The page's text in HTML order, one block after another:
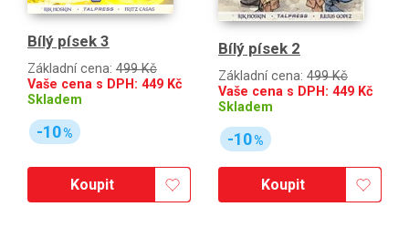
Bílý písek 3
Základní cena: 499 Kč
Vaše cena s DPH: 449 Kč
Skladem
-10%
Koupit
Bílý písek 2
Základní cena: 499 Kč
Vaše cena s DPH: 449 Kč
Skladem
-10%
Koupit